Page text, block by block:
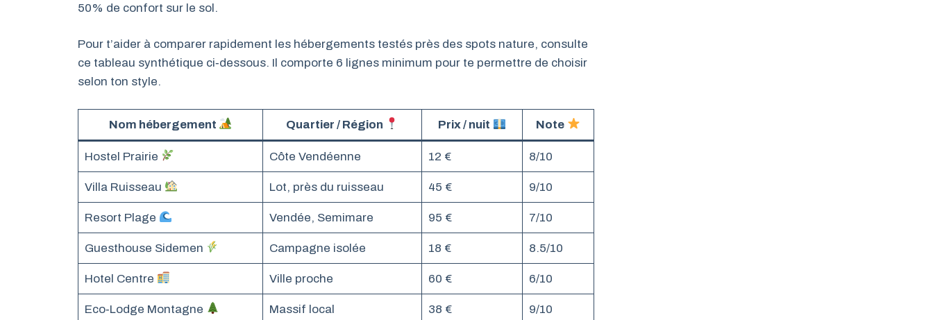
50% de confort sur le sol.
Pour t’aider à comparer rapidement les hébergements testés près des spots nature, consulte
ce tableau synthétique ci‑dessous. Il comporte 6 lignes minimum pour te permettre de choisir
selon ton style.
Nom hébergement Quartier / Région Prix / nuit Note
Hostel Prairie Côte Vendéenne 12 € 8/10
Villa Ruisseau Lot, près du ruisseau 45 € 9/10
Resort Plage Vendée, Semimare 95 € 7/10
Guesthouse Sidemen Campagne isolée 18 € 8.5/10
Hotel Centre Ville proche 60 € 6/10
Eco‑Lodge Montagne Massif local 38 € 9/10